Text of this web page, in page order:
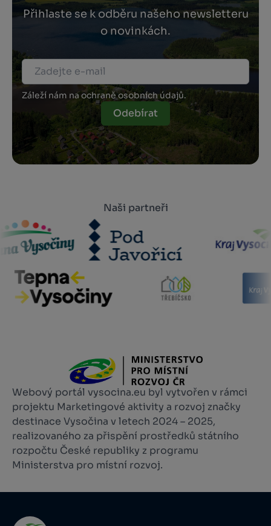
Přihlaste se k odběru našeho newsletteru
o novinkách.
Záleží nám na ochraně osobních údajů.
Odebírat
Naši partneři
Webový portál vysocina.eu byl vytvořen v rámci
projektu Marketingové aktivity a rozvoj značky
destinace Vysočina v letech 2024 – 2025,
realizovaného za přispění prostředků státního
rozpočtu České republiky z programu
Ministerstva pro místní rozvoj.